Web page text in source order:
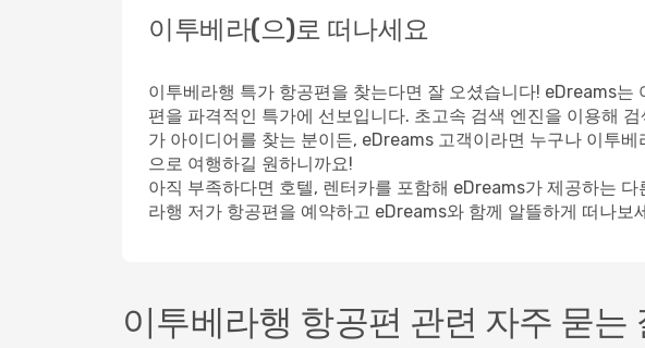
이투베라(으)로 떠나세요
이투베라행 특가 항공편을 찾는다면 잘 오셨습니다! eDreams
편을 파격적인 특가에 선보입니다. 초고속 검색 엔진을 이용해
가 아이디어를 찾는 분이든, eDreams 고객이라면 누구나 이투
으로 여행하길 원하니까요!
아직 부족하다면 호텔, 렌터카를 포함해 eDreams가 제공하는
라행 저가 항공편을 예약하고 eDreams와 함께 알뜰하게 떠나보
이투베라행 항공편 관련 자주 묻는